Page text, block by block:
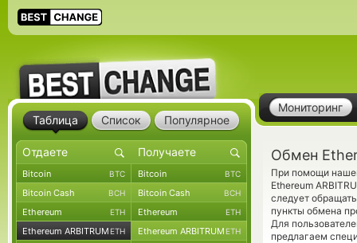
Мониторинг
Обмен
При помощи
Ethereum
следует
пункты обмена
Для
предлагаем
Таблица Список Популярное
Bitcoin BTC Bitcoin BTC
Bitcoin Cash BCH Bitcoin Cash BCH
Ethereum ETH Ethereum ETH
Ethereum ARBITRUM ETH Ethereum ARBITRUM ETH